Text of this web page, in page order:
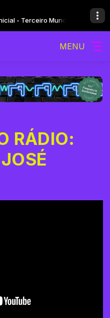
Mundo Digital
MENU
RÁDIO: